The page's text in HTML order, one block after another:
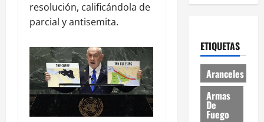
resolución, calificándola de
parcial y antisemita.
ETIQUETAS
Aranceles
Armas
De
Fuego